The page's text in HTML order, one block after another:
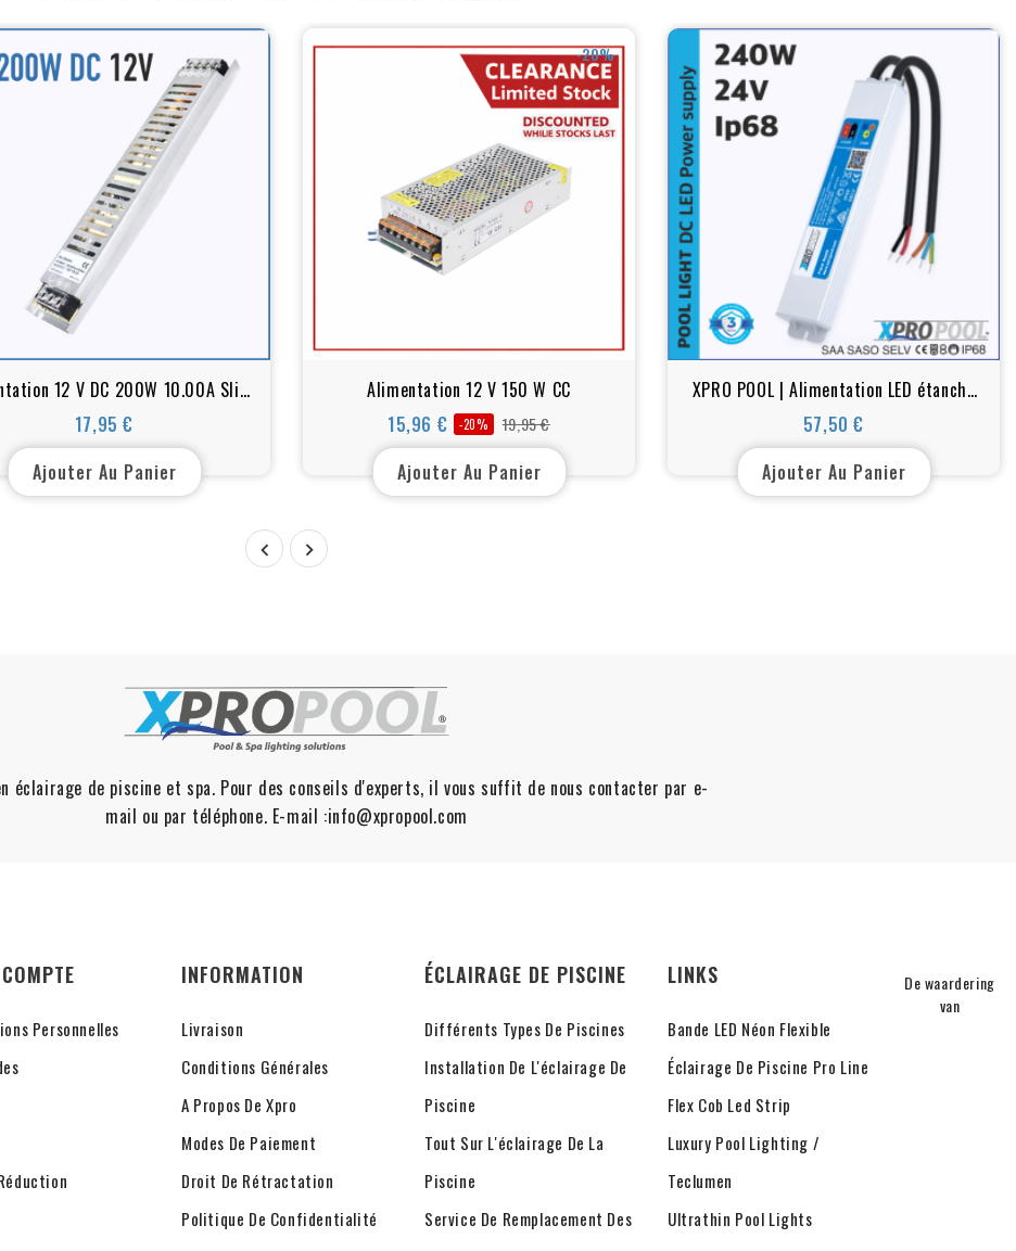
12 V DC 200W 10.00A Slim
Line
17,95 €
Prix
Ajouter Au Panier
-20%
Alimentation 12 V 150 W CC
15,96 €
Prix
base
-20% 19,95 €
Prix
Ajouter Au Panier
XPRO POOL | Alimentation LED étanche
Super Slim IP68 24v 240w
57,50 €
Prix
Ajouter Au Panier
 
éclairage de piscine et spa. Pour des conseils d'experts, il vous suffit de nous contacter par e-
mail ou par téléphone. E-mail :info@xpropool.com
Personnelles
INFORMATION
Livraison
Conditions Générales
A Propos De Xpro
Modes De Paiement
Droit De Rétractation
Politique De Confidentialité
ÉCLAIRAGE DE PISCINE
Différents Types De Piscines
Installation De L'éclairage De
Piscine
Tout Sur L'éclairage De La
Piscine
Service De Remplacement Des
LINKS
Bande LED Néon Flexible
Éclairage De Piscine Pro Line
Flex Cob Led Strip
Luxury Pool Lighting /
Teclumen
Ultrathin Pool Lights
De waardering
van